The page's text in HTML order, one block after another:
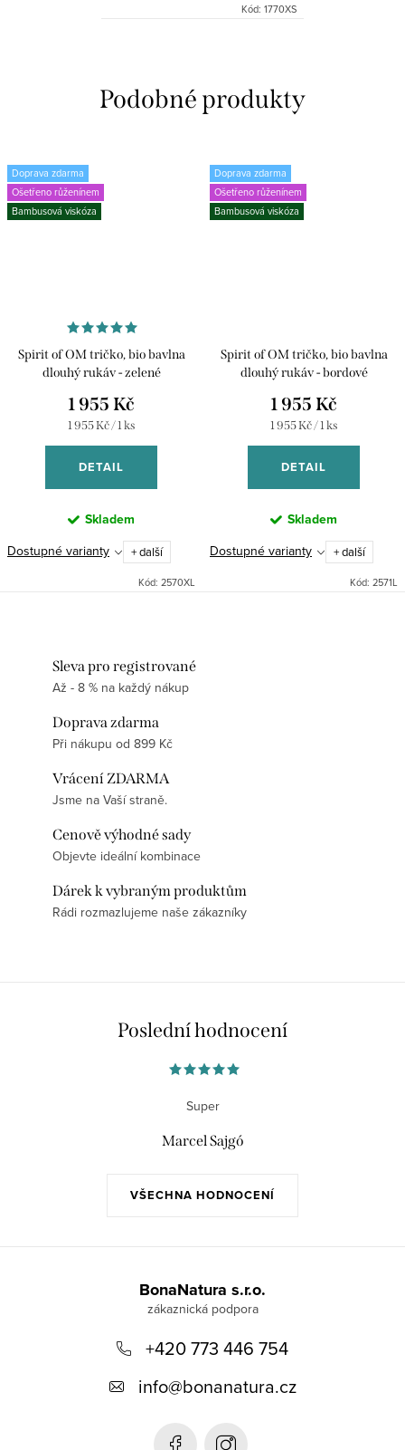
Kód: 1770XS
Doprava zdarma
Ošetřeno růženínem
Bambusová viskóza
Spirit of OM tričko, bio bavlna
dlouhý rukáv - zelené
1 955 Kč
Měrná
cena:
1 955 Kč / 1 ks
DETAIL
Skladem
Dostupné varianty + další
Kód: 2570XL
Doprava zdarma
Ošetřeno růženínem
Bambusová viskóza
Spirit of OM tričko, bio bavlna
dlouhý rukáv - bordové
1 955 Kč
Měrná
cena:
1 955 Kč / 1 ks
DETAIL
Skladem
Dostupné varianty + další
Kód: 2571L
Sleva pro registrované
Až - 8 % na každý nákup
Doprava zdarma
Při nákupu od 899 Kč
Vrácení ZDARMA
Jsme na Vaší straně.
Cenově výhodné sady
Objevte ideální kombinace
Dárek k vybraným produktům
Rádi rozmazlujeme naše zákazníky
Poslední hodnocení
VŠECHNA HODNOCENÍ
Super
Marcel Sajgó
BonaNatura s.r.o.
+420 773 446 754
info@bonanatura.cz